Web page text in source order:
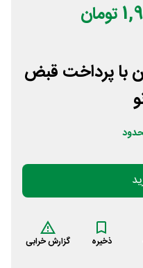
با پرداخت قبض
ذخیره گزارش خرابی